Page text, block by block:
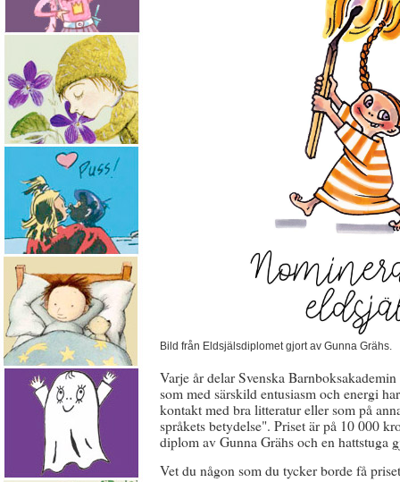
Bild från Eldsjälsdiplomet gjort av Gunna Grähs.
Varje år delar Svenska
som med särskild entusiasm och energi
kontakt med bra litteratur eller som på
språkets betydelse". Priset är på 10 000
diplom av Gunna Grähs och en hattstuga
Vet du någon som du tycker borde få